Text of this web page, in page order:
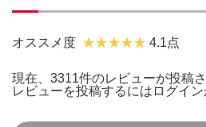
オススメ度 4.1点
現在、3311件のレビューが投稿さ
レビューを投稿するには ログイン